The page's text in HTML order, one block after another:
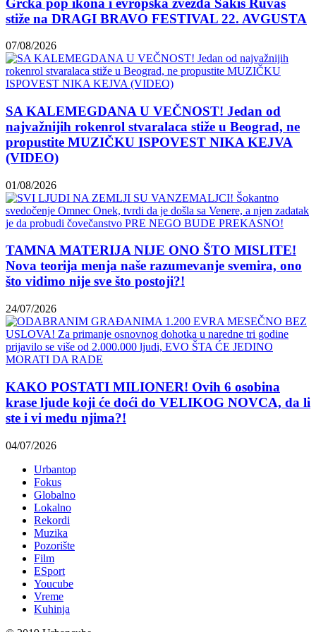
stiže na DRAGI BRAVO FESTIVAL 22. AVGUSTA
07/08/2026
SA KALEMEGDANA U VEČNOST! Jedan od
najvažnijih rokenrol stvaralaca stiže u Beograd, ne
propustite MUZIČKU ISPOVEST NIKA KEJVA
(VIDEO)
01/08/2026
TAMNA MATERIJA NIJE ONO ŠTO MISLITE!
Nova teorija menja naše razumevanje svemira, ono
što vidimo nije sve što postoji?!
24/07/2026
KAKO POSTATI MILIONER! Ovih 6 osobina
krase ljude koji će doći do VELIKOG NOVCA, da li
ste i vi među njima?!
04/07/2026
Urbantop
Fokus
Globalno
Lokalno
Rekordi
Muzika
Pozorište
Film
ESport
Youcube
Vreme
Kuhinja